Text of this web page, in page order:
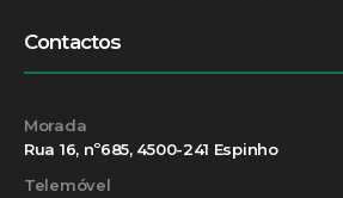
Contactos
Morada
Rua 16, nº685, 4500-241 Espinho
Telemóvel